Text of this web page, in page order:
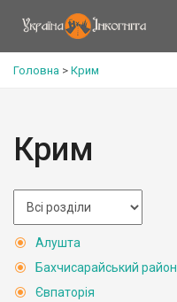
Головна > Крим
Крим
Алушта
Бахчисарайський район
Євпаторія